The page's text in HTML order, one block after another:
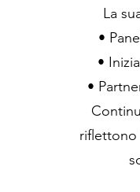
La
•
•
•
riflettono